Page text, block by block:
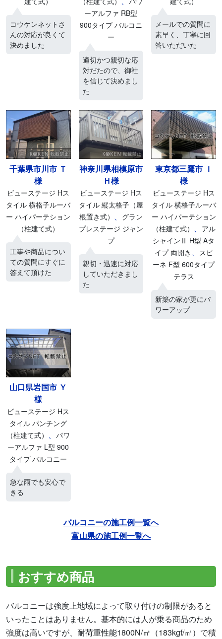
コウケンネットさ
んの対応が良くて
決めました
ーアルファ RB型
900タイプ バルコニ
ー
適切かつ親切な応
対だたので、御社
を信じて決めまし
た
メールでの質問に
素早く、丁寧に回
答いただいた
千葉県市川市 Ｔ
様
ビューステージ Hス
タイル 横格子ルーバ
ー ハイパーテション
（柱建て式）
工事や商品につい
ての質問にすぐに
答えて頂けた
神奈川県相模原市
Ｈ様
ビューステージ Hス
タイル 縦太格子（屋
根置き式）
グラン
プレステージ ジャン
プ
親切・迅速に対応
していただきまし
た
東京都三鷹市 Ｉ
様
ビューステージ Hス
タイル 横格子ルーバ
ー ハイパーテション
（柱建て式）
アル
シャインⅡ H型 Aタ
イプ 両開き
スピ
ーネ F型 600タイプ
テラス
新築の家が更にパ
ワーアップ
山口県岩国市 Ｙ
様
ビューステージ Hス
タイル パンチング
（柱建て式）
、パワ
ーアルファ L型 900
タイプ バルコニー
急な雨でも安心で
きる
バルコニーの施工例一覧へ
富山県の施工例一覧へ
おすすめ商品
バルコニーは強度上地域によって取り付けの制限があると
いったことはありません。基本的には人が乗る商品のため
強度は高いですが、耐荷重性能1800N/㎡（183kgf/㎡）で積